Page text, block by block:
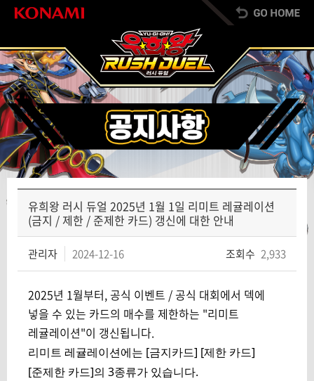
유희왕 러시 듀얼 2025년 1월 1일 리미트 레귤레이션
(금지 / 제한 / 준제한 카드) 갱신에 대한 안내
관리자 2024-12-16 조회수 2,933
2025년 1월부터, 공식 이벤트 / 공식 대회에서 덱에
넣을 수 있는 카드의 매수를 제한하는 "리미트
레귤레이션"이 갱신됩니다.
리미트 레귤레이션에는 [금지카드] [제한 카드]
[준제한 카드]의 3종류가 있습니다.